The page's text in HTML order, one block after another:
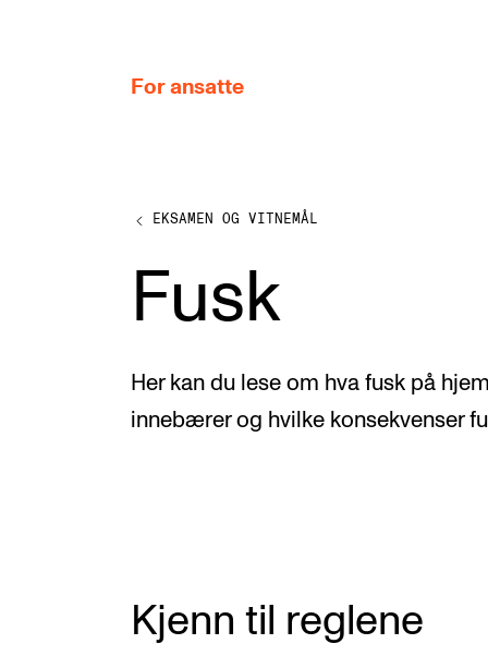
For ansatte
MITT ARBEIDSFORHOLD
Arbeidstid og lønn
Reiser og utveksling
Overordnet i mitt arbeid
EKSAMEN OG VITNEMÅL
Fusk
Her kan du lese om hva fusk på
innebærer og hvilke konsekvenser
Kjenn til reglene